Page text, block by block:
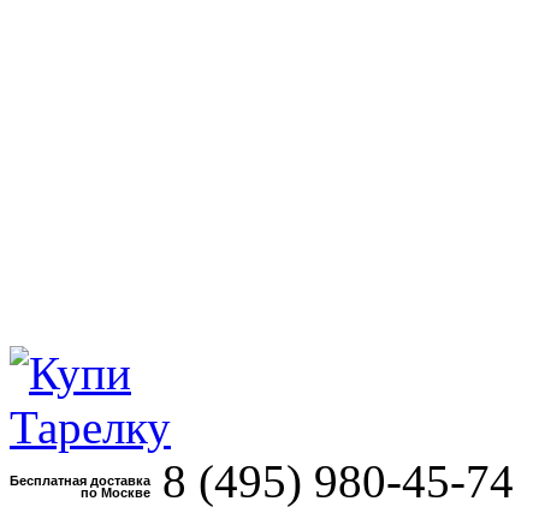
Бесплатная доставка
по Москве
8 (495) 980-45-74